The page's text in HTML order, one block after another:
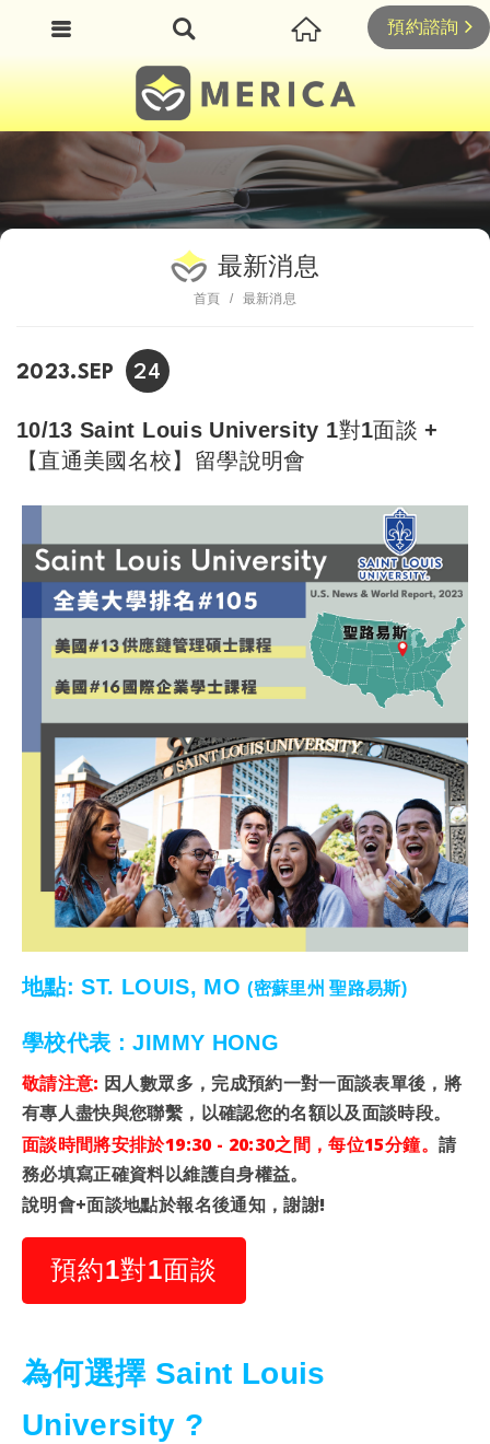
首頁 最新消息
最新消息
2023.SEP 24
10/13 Saint Louis University 1對1面談 +
【直通美國名校】留學說明會
地點: ST. LOUIS, MO(密蘇里州 聖路易斯)
學校代表 : JIMMY HONG
敬請注意: 因人數眾多，完成預約一對一面談表單後，將
有專人盡快與您聯繫，以確認您的名額以及面談時段。
面談時間將安排於19:30 - 20:30之間 ，每位15分鐘。 請
務必填寫正確資料以維護自身權益。
說明會+面談地點於報名後通知，謝謝!
預約1對1面談
為何選擇Saint Louis
University ?
預約諮詢